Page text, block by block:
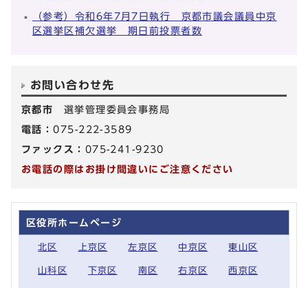
（参考）令和6年7月7日執行 京都市議会議員中京
区選挙区補欠選挙 期日前投票者数
お問い合わせ先
京都市 選挙管理委員会事務局
電話：075-222-3589
ファックス： 075-241-9230
お電話の際はお掛け間違いにご注意ください
区役所ホームページ
北区 上京区 左京区 中京区 東山区
山科区 下京区 南区 右京区 西京区